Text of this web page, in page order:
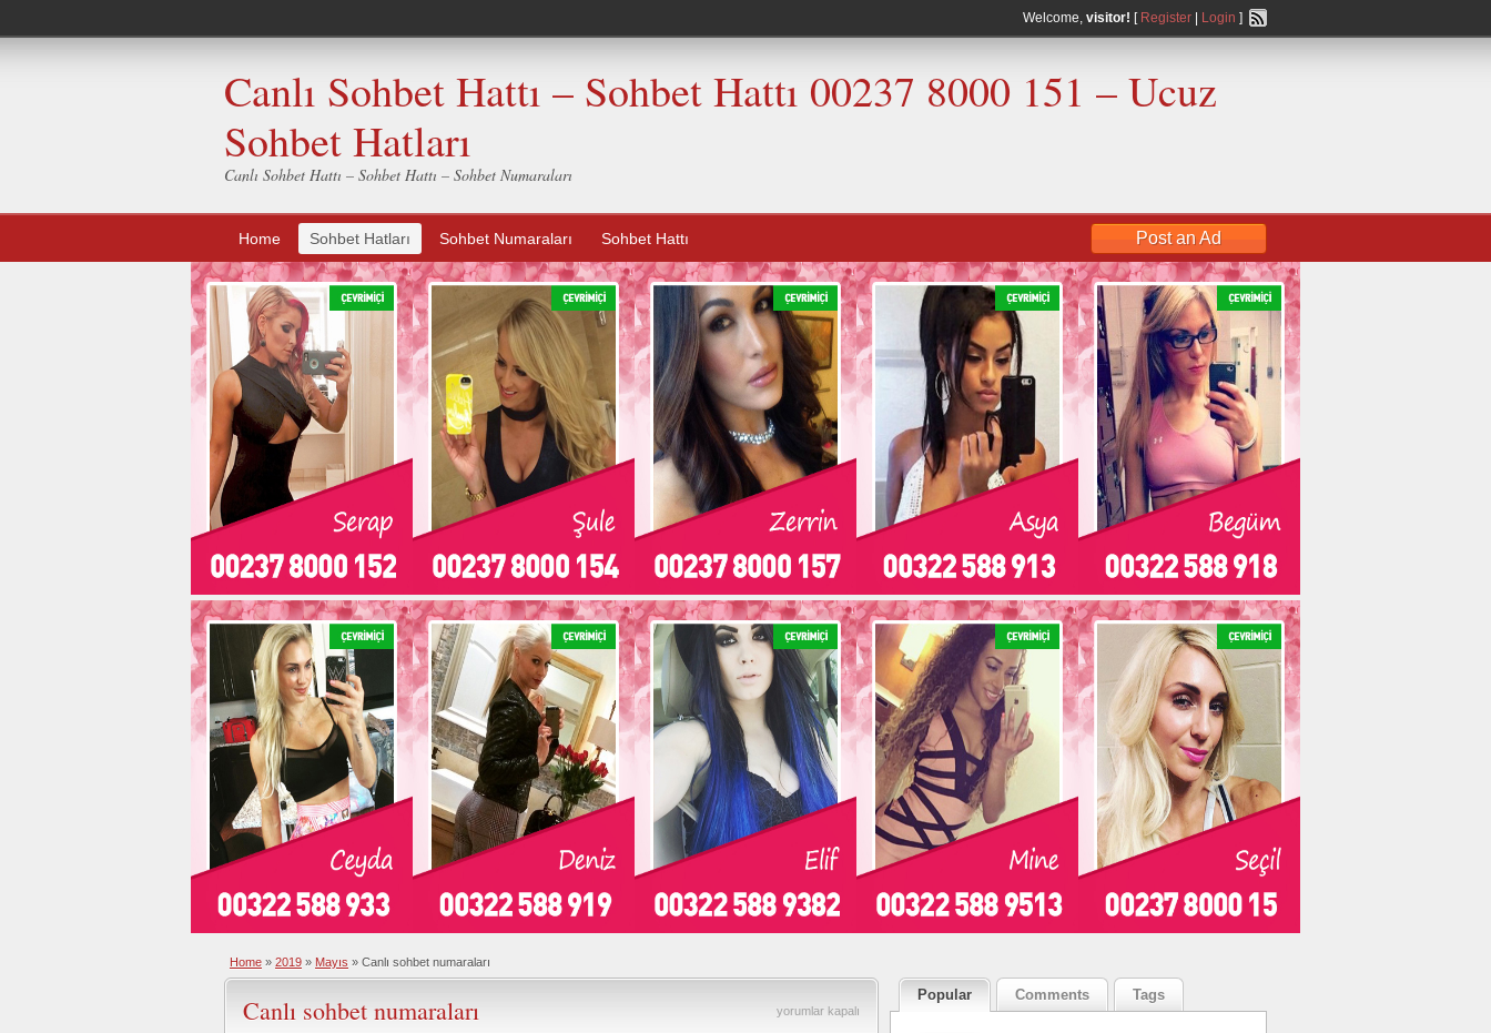
Welcome, visitor! [ Register Login ]
Canlı Sohbet Hattı – Sohbet Hattı 00237 8000 151 – Ucuz
Sohbet Hatları
Canlı Sohbet Hattı – Sohbet Hattı – Sohbet Numaraları
Home Sohbet Hatları Sohbet Numaraları Sohbet Hattı Post an Ad
Home » 2019 » Mayıs » Canlı sohbet numaraları
Canlı
yorumlar kapalı
Canlı sohbet numaraları Popular Comments Tags